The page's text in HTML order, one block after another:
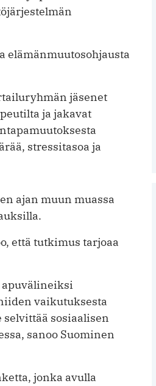
elämänmuutosohjausta
jäsenet
ja jakavat
stressitasoa ja
ajan muun muassa
että tutkimus tarjoaa
apuvälineiksi
vaikutuksesta
sosiaalisen
sanoo Suominen
jonka avulla